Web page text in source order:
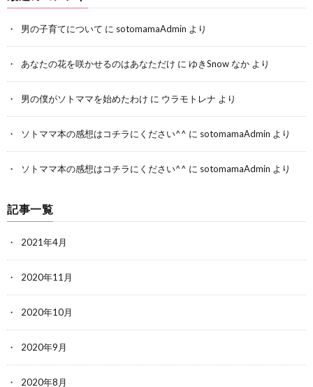
男の子育てについて に sotomamaAdmin より
あなたの花を咲かせるのはあなただけ に ゆきSnow なか より
男の僕がソトママを始めたわけ に ウラモトレナ より
ソトママ本の感想はコチラにください^^ に sotomamaAdmin より
ソトママ本の感想はコチラにください^^ に sotomamaAdmin より
記事一覧
2021年4月
2020年11月
2020年10月
2020年9月
2020年8月